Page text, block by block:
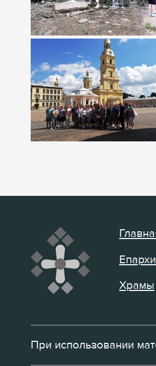
Храмы
При использовании